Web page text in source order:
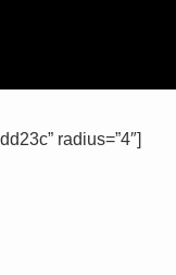
radius=”4″]